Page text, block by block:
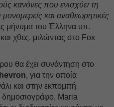
κανόνες που ενισχύει τη
και αναθεωρητικές
μήνυμα του Έλληνα υπ.
χθες, μιλώντας στο Fox
θα έχει συνάντηση στο
, για την οποία
και στην εκπομπή
δημοσιογράφο, Maria